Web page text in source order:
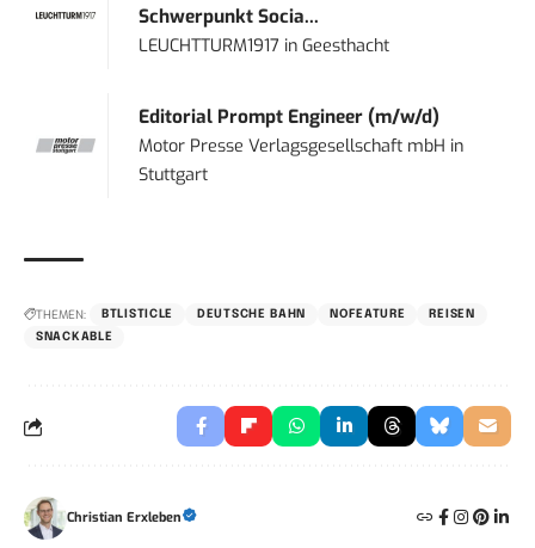
Schwerpunkt Socia...
LEUCHTTURM1917 inGeesthacht
Editorial Prompt Engineer (m/w/d)
Motor Presse Verlagsgesellschaft mbH in
Stuttgart
THEMEN: BTLISTICLE DEUTSCHE BAHN NOFEATURE
REISEN
SNACKABLE
Christian Erxleben